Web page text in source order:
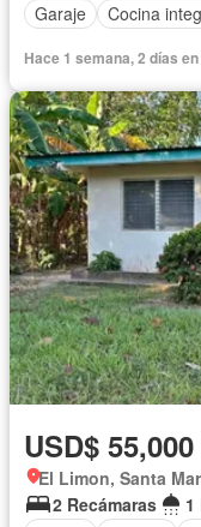
Garaje
Cocina
Hace 1 semana, 2 días
USD$ 55,000
El Limon, Santa
2 Recámaras
1